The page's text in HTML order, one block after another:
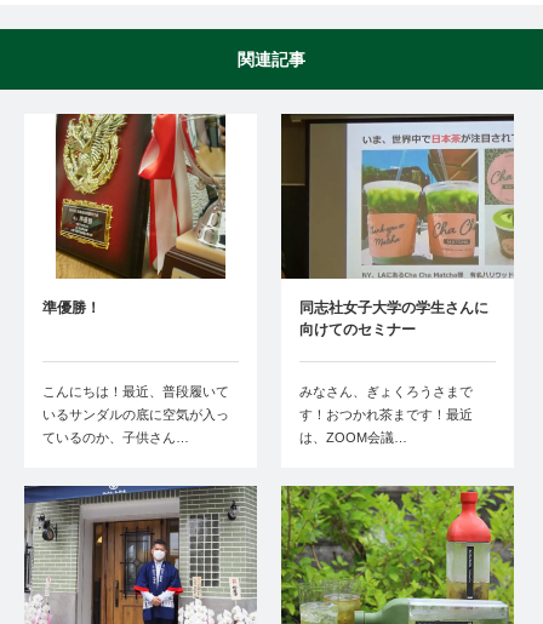
関連記事
準優勝！
こんにちは！最近、普段履いて
いるサンダルの底に空気が入っ
ているのか、子供さん…
同志社女子大学の学生さんに
向けてのセミナー
みなさん、ぎょくろうさまで
す！おつかれ茶まです！最近
は、ZOOM会議…